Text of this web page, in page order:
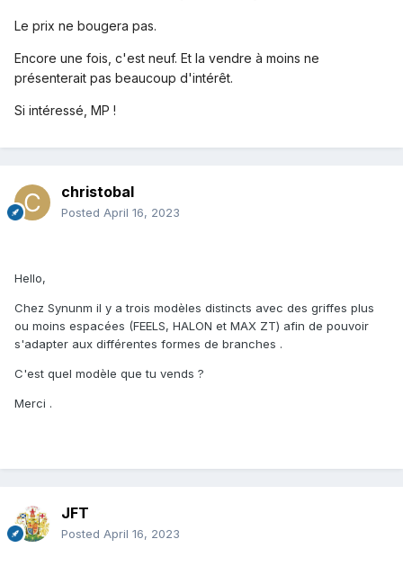
Le prix ne bougera pas.
Encore une fois, c'est neuf. Et la vendre à moins ne
présenterait pas beaucoup d'intérêt.
Si intéressé, MP !
christobal
Posted April 16, 2023
Hello,
Chez Synunm il y a trois modèles distincts avec des griffes plus
ou moins espacées (FEELS, HALON et MAX ZT) afin de pouvoir
s'adapter aux différentes formes de branches .
C'est quel modèle que tu vends ?
Merci .
JFT
Posted April 16, 2023